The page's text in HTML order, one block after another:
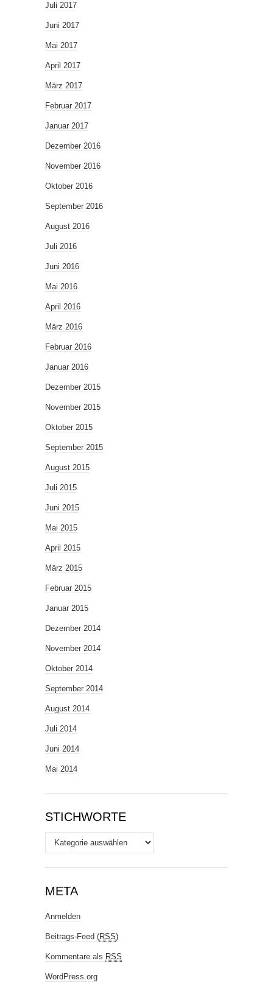
Juli 2017
Juni 2017
Mai 2017
April 2017
März 2017
Februar 2017
Januar 2017
Dezember 2016
November 2016
Oktober 2016
September 2016
August 2016
Juli 2016
Juni 2016
Mai 2016
April 2016
März 2016
Februar 2016
Januar 2016
Dezember 2015
November 2015
Oktober 2015
September 2015
August 2015
Juli 2015
Juni 2015
Mai 2015
April 2015
März 2015
Februar 2015
Januar 2015
Dezember 2014
November 2014
Oktober 2014
September 2014
August 2014
Juli 2014
Juni 2014
Mai 2014
STICHWORTE
Stichworte
META
Anmelden
Beitrags-Feed (RSS)
Kommentare als RSS
WordPress.org